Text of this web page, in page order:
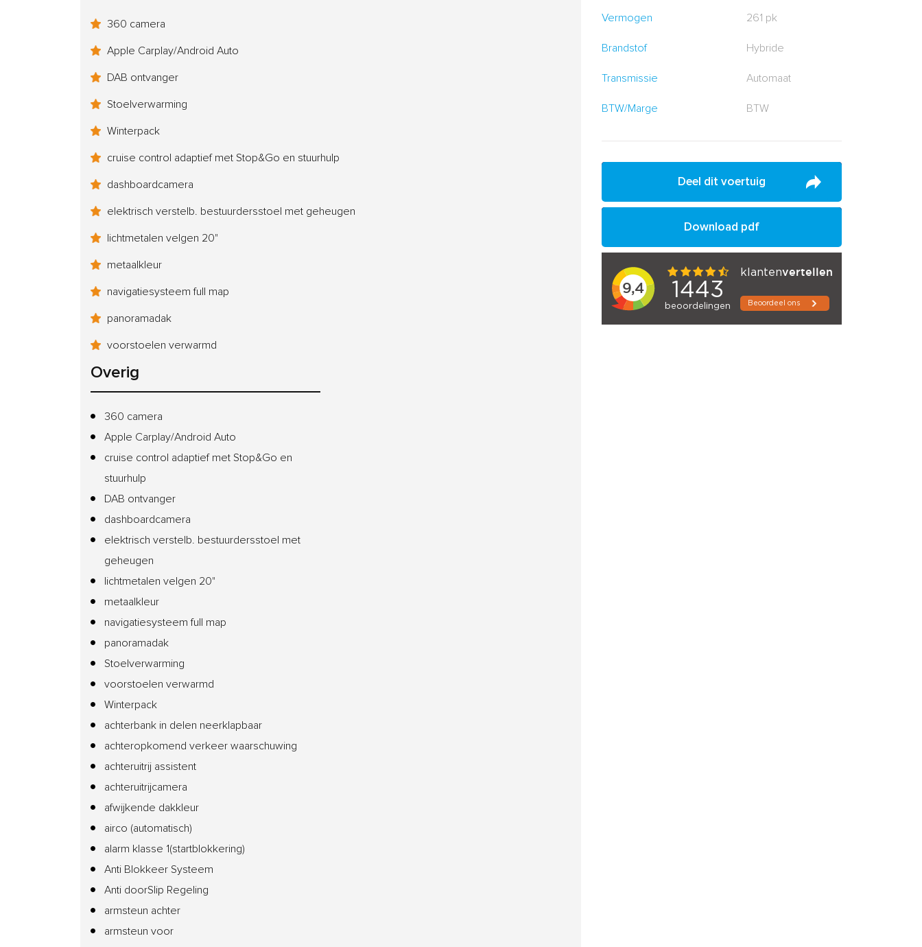
360 camera
Apple Carplay/Android Auto
DAB ontvanger
Stoelverwarming
Winterpack
cruise control adaptief met Stop&Go en stuurhulp
dashboardcamera
elektrisch verstelb. bestuurdersstoel met geheugen
lichtmetalen velgen 20"
metaalkleur
navigatiesysteem full map
panoramadak
voorstoelen verwarmd
Overig
360 camera
Apple Carplay/Android Auto
cruise control adaptief met Stop&Go en
stuurhulp
DAB ontvanger
dashboardcamera
elektrisch verstelb. bestuurdersstoel met
geheugen
lichtmetalen velgen 20"
metaalkleur
navigatiesysteem full map
panoramadak
Stoelverwarming
voorstoelen verwarmd
Winterpack
achterbank in delen neerklapbaar
achteropkomend verkeer waarschuwing
achteruitrij assistent
achteruitrijcamera
afwijkende dakkleur
airco (automatisch)
alarm klasse 1(startblokkering)
Anti Blokkeer Systeem
Anti doorSlip Regeling
armsteun achter
armsteun voor
Vermogen 261 pk
Brandstof Hybride
Transmissie Automaat
BTW/Marge BTW
Deel dit voertuig
Download pdf